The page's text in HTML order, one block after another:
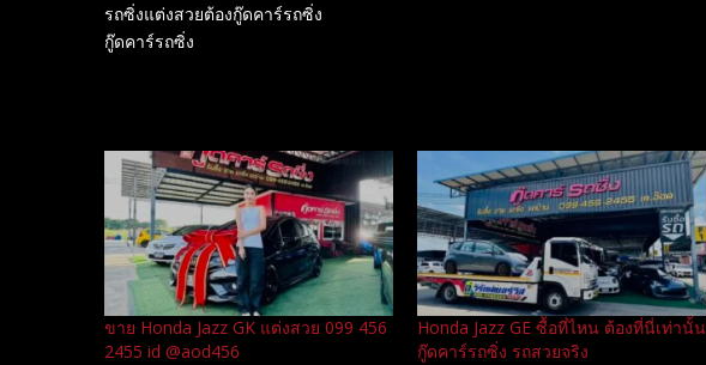
รถซิ่งแต่งสวยต้องกู๊ดคาร์รถซิ่ง
กู๊ดคาร์รถซิ่ง
ขาย Honda Jazz GK แต่งสวย 099 456
2455 id @aod456
Honda Jazz GE ซื้อที่ไหน ต้องที่นี่เท่านั้น
กู๊ดคาร์รถซิ่ง รถสวยจริง